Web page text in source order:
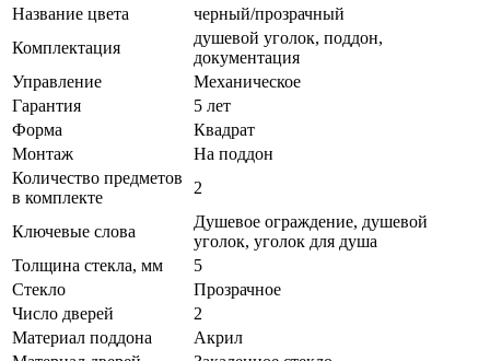
Название цвета
черный/прозрачный
Комплектация
душевой уголок, поддон,
документация
Управление
Механическое
Гарантия
5 лет
Форма
Квадрат
Монтаж
На поддон
Количество предметов
в комплекте
2
Ключевые слова
Душевое ограждение, душевой
уголок, уголок для душа
Толщина стекла, мм
5
Стекло
Прозрачное
Число дверей
2
Материал поддона
Акрил